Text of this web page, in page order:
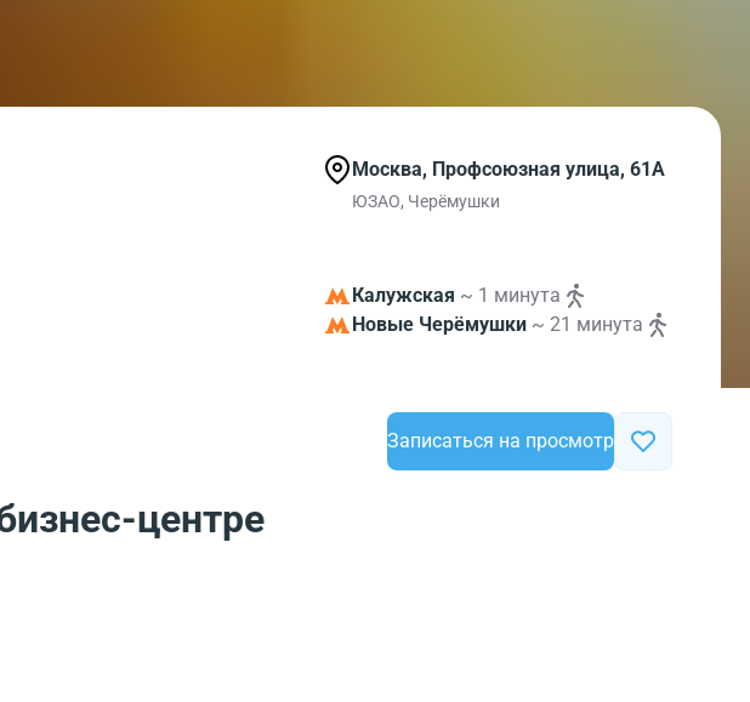
Москва, Профсоюзная улица, 61А
ЮЗАО, Черёмушки
Калужская ~ 1 минута
Новые Черёмушки ~ 21 минута
Записаться на просмотр
центре